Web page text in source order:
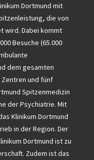
Dortmund mit
die von
wird. Dabei kommt
Besuche (65.000
dem gesamten
Zentren und fünf
Spitzenmedizin
der Psychiatrie. Mit
Klinikum Dortmund
in der Region. Der
Dortmund ist zu
Zudem ist das